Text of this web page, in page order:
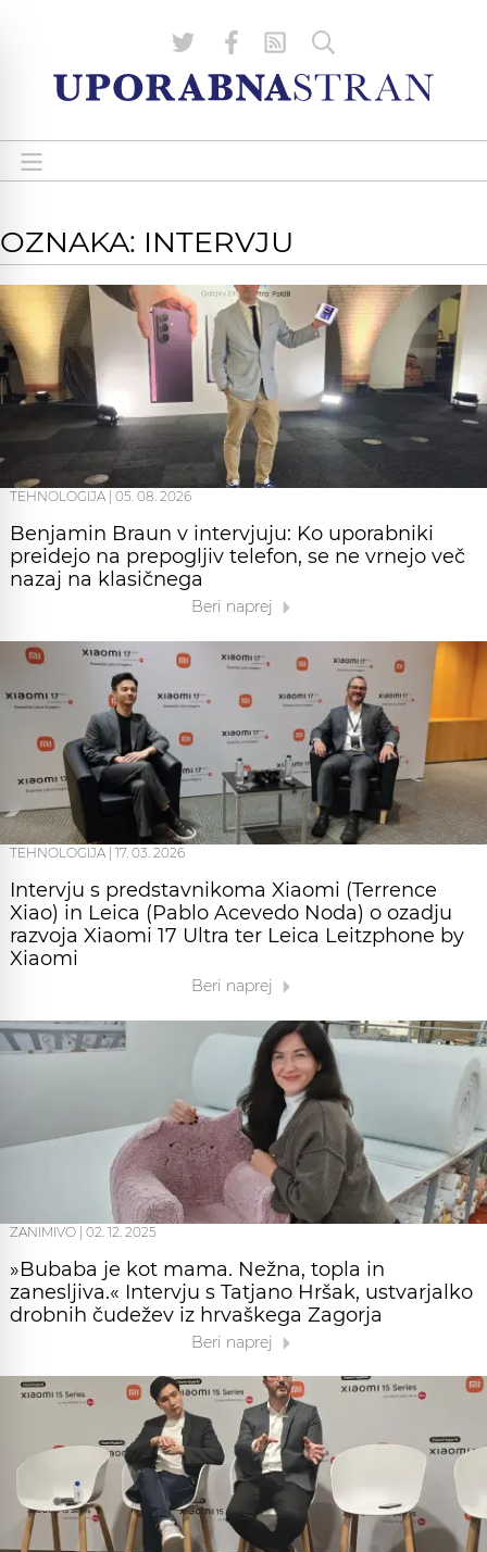
OZNAKA: INTERVJU
TEHNOLOGIJA 05. 08. 2026
Benjamin Braun v intervjuju: Ko uporabniki
preidejo na prepogljiv telefon, se ne vrnejo več
nazaj na klasičnega
Beri naprej
TEHNOLOGIJA 17. 03. 2026
Intervju s predstavnikoma Xiaomi (Terrence
Xiao) in Leica (Pablo Acevedo Noda) o ozadju
razvoja Xiaomi 17 Ultra ter Leica Leitzphone by
Xiaomi
Beri naprej
ZANIMIVO | 02. 12. 2025
»Bubaba je kot mama. Nežna, topla in
zanesljiva.« Intervju s Tatjano Hršak, ustvarjalko
drobnih čudežev iz hrvaškega Zagorja
Beri naprej